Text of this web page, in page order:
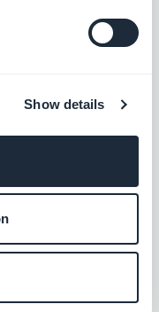
Show details
un fort
corrélation les
d'acheter
pour